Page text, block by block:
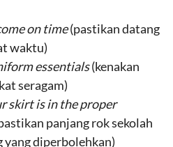
on time(pastikan datang
waktu)
essentials(kenakan
seragam)
skirt is in the proper
panjang rok sekolah
yang diperbolehkan)